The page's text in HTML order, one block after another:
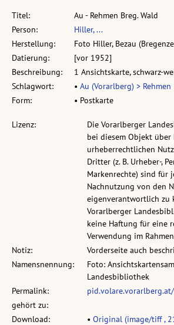
Titel:
Au - Rehmen Breg. Wald
Person:
Hiller, ...
Herstellung:
Foto Hiller, Bezau
Datierung:
[vor 1952]
Beschreibung:
1 Ansichtskarte, schwarz-
Schlagwort:
• Au (Vorarlberg) > Rehmen
Form:
• Postkarte
Lizenz:
Die Vorarlberger
bei diesem Objekt über
urheberrechtlichen
Dritter (z. B. Urheber-,
Markenrechte) sind für
Nachnutzung von den
eigenverantwortlich zu
Vorarlberger
keine Haftung für eine
Verwendung im
Notiz:
Vorderseite auch
Namensnennung:
Foto:
Landesbibliothek
Permalink:
gehört zu:
Download:
• Original (image/tiff ,